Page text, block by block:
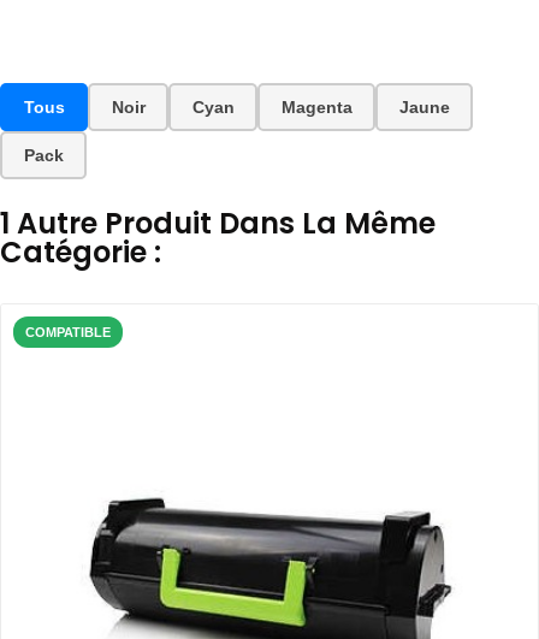
Tous Noir Cyan Magenta Jaune
Pack
1 Autre Produit Dans La Même
Catégorie :
COMPATIBLE